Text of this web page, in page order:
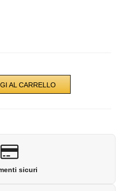
AL CARRELLO
sicuri